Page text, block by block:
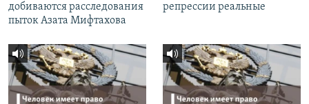
добиваются расследования
пыток Азата Мифтахова
репрессии реальные